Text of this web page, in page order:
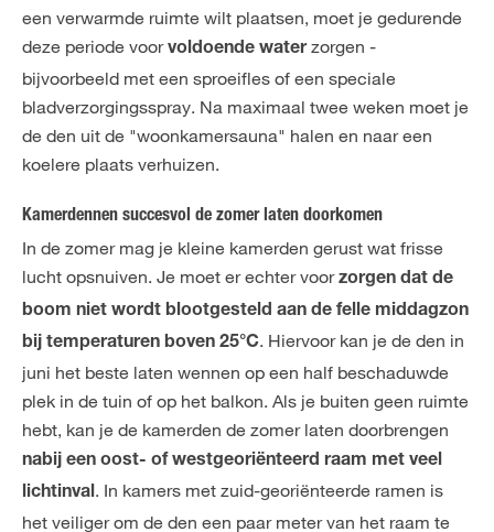
een verwarmde ruimte wilt plaatsen, moet je gedurende
deze periode voorvoldoende waterzorgen -
bijvoorbeeld met een sproeifles of een speciale
bladverzorgingsspray. Na maximaal twee weken moet je
de den uit de "woonkamersauna" halen en naar een
koelere plaats verhuizen.
Kamerdennen succesvol de zomer laten doorkomen
In de zomer mag je kleine kamerden gerust wat frisse
lucht opsnuiven. Je moet er echter voorzorgen dat de
boom niet wordt blootgesteld aan de felle middagzon
bij temperaturen boven 25°C. Hiervoor kan je de den in
juni het beste laten wennen op een half beschaduwde
plek in de tuin of op het balkon. Als je buiten geen ruimte
hebt, kan je de kamerden de zomer laten doorbrengen
nabij een oost- of westgeoriënteerd raam met veel
lichtinval. In kamers met zuid-georiënteerde ramen is
het veiliger om de den een paar meter van het raam te